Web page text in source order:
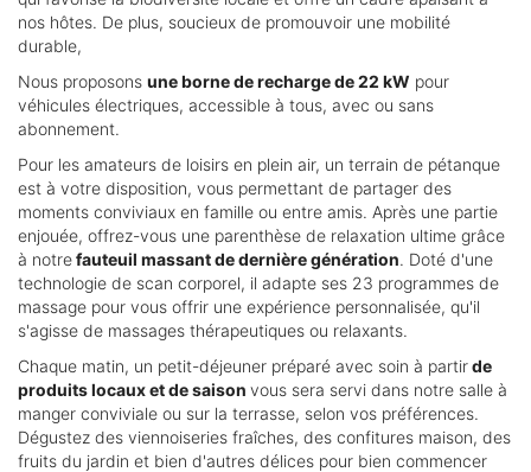
nos hôtes. De plus, soucieux de promouvoir une mobilité
durable,
Nous proposons une borne de recharge de 22 kW pour
véhicules électriques, accessible à tous, avec ou sans
abonnement.
Pour les amateurs de loisirs en plein air, un terrain de pétanque
est à votre disposition, vous permettant de partager des
moments conviviaux en famille ou entre amis. Après une partie
enjouée, offrez-vous une parenthèse de relaxation ultime grâce
à notrefauteuil massant de dernière génération. Doté d'une
technologie de scan corporel, il adapte ses 23 programmes de
massage pour vous offrir une expérience personnalisée, qu'il
s'agisse de massages thérapeutiques ou relaxants.
Chaque matin, un petit-déjeuner préparé avec soin à partirde
produits locaux et de saison vous sera servi dans notre salle à
manger conviviale ou sur la terrasse, selon vos préférences.
Dégustez des viennoiseries fraîches, des confitures maison, des
fruits du jardin et bien d'autres délices pour bien commencer